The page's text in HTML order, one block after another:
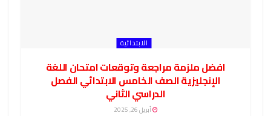
الابتدائية
افضل ملزمة مراجعة وتوقعات امتحان اللغة
الإنجليزية الصف الخامس الابتدائي الفصل
الدراسي الثاني
أبريل 26, 2025